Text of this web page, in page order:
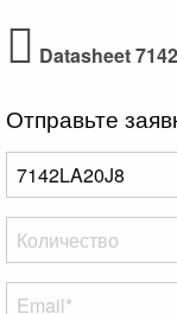
Datasheet
Отправьте